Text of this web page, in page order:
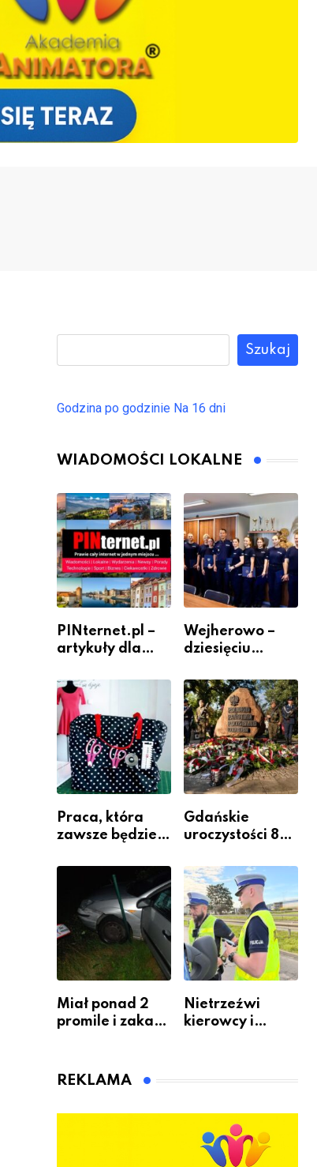
Szukaj
Godzina po godzinie Na 16 dni
WIADOMOŚCI LOKALNE
PINternet.pl –
artykuły dla
jako inwestycja
w widoczność
Wejherowo –
dziesięciu
policjantów w
szeregach
Komendy
Powiatowej
Praca, która
zawsze będzie
krawiectwo
zawodem
przyszłości i
gdzie się go
nauczyć?
Gdańskie
uroczystości 82.
wybuchu
Powstania
Warszawskiego
Miał ponad 2
promile i zakaz
kierownicę w
Nietrzeźwi
kierowcy i
REKLAMA